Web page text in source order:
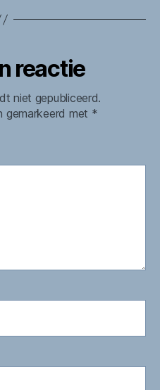
reactie
niet gepubliceerd.
gemarkeerd met *